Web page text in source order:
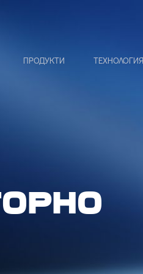
ПРОДУКТИ ТЕХНОЛОГИЯ